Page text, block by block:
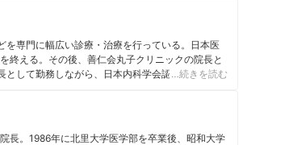
専門に幅広い診療・治療を行っている。日本医
終える。その後、善仁会丸子クリニックの院長と
して勤務しながら、日本内科学会認定内科医・
…続きを読む
長。1986年に北里大学医学部を卒業後、昭和大学